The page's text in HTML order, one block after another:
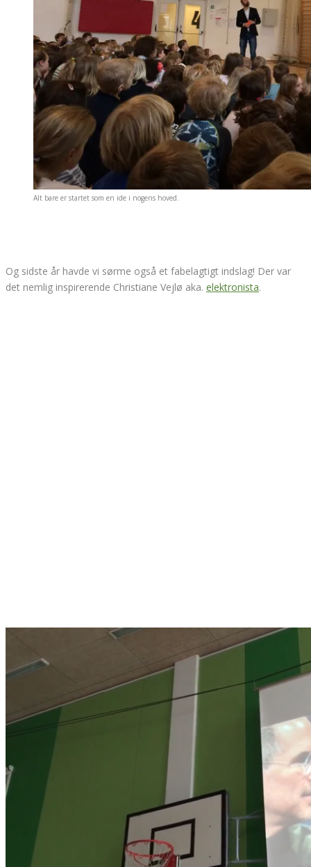
Alt bare er startet som en ide i nogens hoved.
Og sidste år havde vi sørme også et fabelagtigt indslag! Der var
det nemlig inspirerende Christiane Vejlø aka. elektronista.